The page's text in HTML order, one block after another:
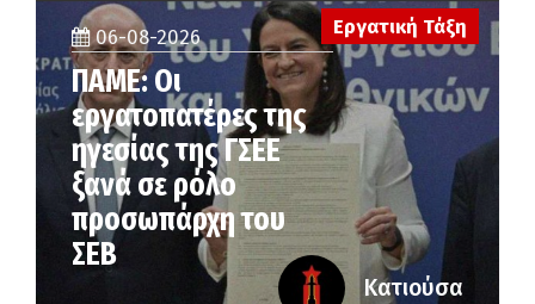
06-08-2026
ΠΑΜΕ: Οι
εργατοπατέρες της
ηγεσίας της ΓΣΕΕ
ξανά σε ρόλο
προσωπάρχη του
ΣΕΒ
Εργατική Τάξη
Κατιούσα